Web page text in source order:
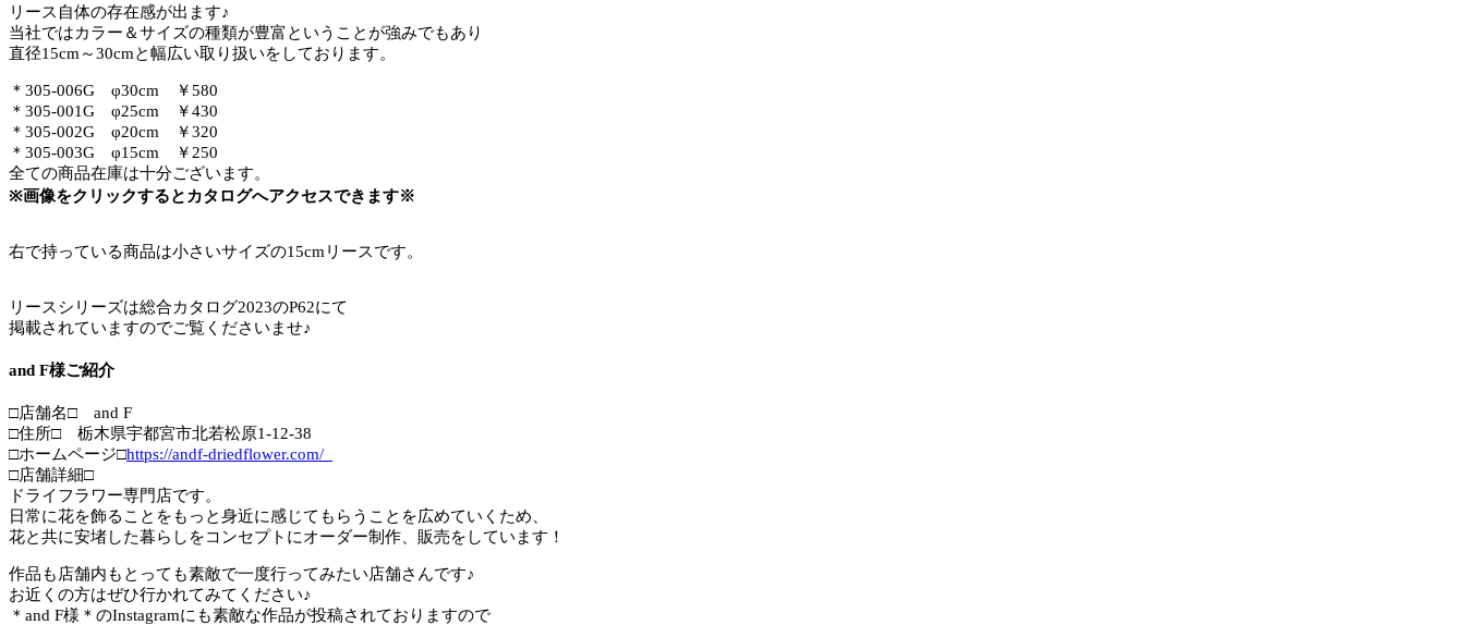
リース自体の存在感が出ます♪
当社ではカラー＆サイズの種類が豊富ということが強みでもあり
直径15cm～30cmと幅広い取り扱いをしております。
＊305-006G φ30cm ￥580
＊305-001G φ25cm ￥430
＊305-002G φ20cm ￥320
＊305-003G φ15cm ￥250
全ての商品在庫は十分ございます。
※画像をクリックするとカタログへアクセスできます※
右で持っている商品は小さいサイズの15cmリースです。
リースシリーズは総合カタログ2023のP62にて
掲載されていますのでご覧くださいませ♪
and F様ご紹介
□店舗名□ and F
□住所□ 栃木県宇都宮市北若松原1-12-38
□ホームページ□https://andf-driedflower.com/_
□店舗詳細□
ドライフラワー専門店です。
日常に花を飾ることをもっと身近に感じてもらうことを広めていくため、
花と共に安堵した暮らしをコンセプトにオーダー制作、販売をしています！
作品も店舗内もとっても素敵で一度行ってみたい店舗さんです♪
お近くの方はぜひ行かれてみてください♪
＊and F様＊のInstagramにも素敵な作品が投稿されておりますので